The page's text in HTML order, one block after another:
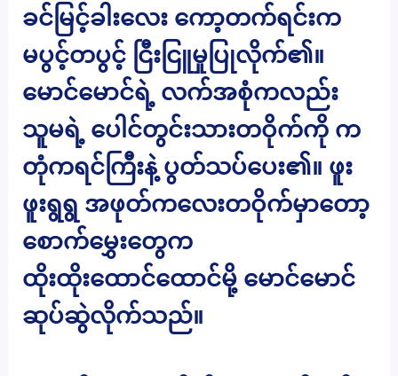
ခင်မြင့်ခါးလေး ကော့တက်ရင်းက
မပွင့်တပွင့် ငြီးငြူမှုပြုလိုက်၏။
မောင်မောင်ရဲ့ လက်အစုံကလည်း
သူမရဲ့ ပေါင်တွင်းသားတဝိုက်ကို က
တုံကရင်ကြီးနဲ့ ပွတ်သပ်ပေး၏။ ဖူး
ဖူးရွရွ အဖုတ်ကလေးတဝိုက်မှာတော့
စောက်မွှေးတွေက
ထိုးထိုးထောင်ထောင်မို့ မောင်မောင်
ဆုပ်ဆွဲလိုက်သည်။